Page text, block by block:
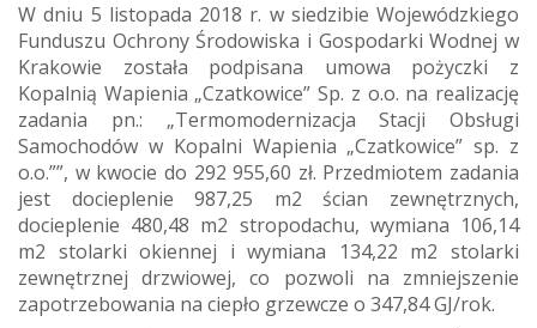
W dniu 5 listopada 2018 r. w siedzibie Wojewódzkiego
Funduszu Ochrony Środowiska i Gospodarki Wodnej w
Krakowie została podpisana umowa pożyczki z
Kopalnią Wapienia „Czatkowice” Sp. z o.o. na realizację
zadania pn.: „Termomodernizacja Stacji Obsługi
Samochodów w Kopalni Wapienia „Czatkowice” sp. z
o.o.””, w kwocie do 292 955,60 zł. Przedmiotem zadania
jest docieplenie 987,25 m2 ścian zewnętrznych,
docieplenie 480,48 m2 stropodachu, wymiana 106,14
m2 stolarki okiennej i wymiana 134,22 m2 stolarki
zewnętrznej drzwiowej, co pozwoli na zmniejszenie
zapotrzebowania na ciepło grzewcze o 347,84 GJ/rok.